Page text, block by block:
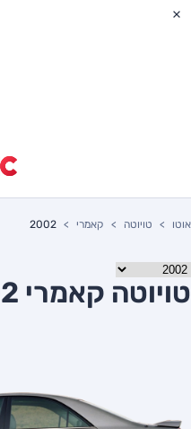
אוטו טויוטה קאמרי 2002
טויוטה קאמרי 2002 יד שניה